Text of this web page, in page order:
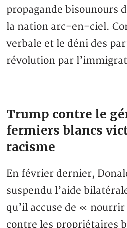
propagande bisounours
la nation arc-en-ciel.
verbale et le déni des
révolution par
Trump contre le
fermiers blancs
racisme
En février dernier,
suspendu l’aide
qu’il accuse de «
contre les propriétaires